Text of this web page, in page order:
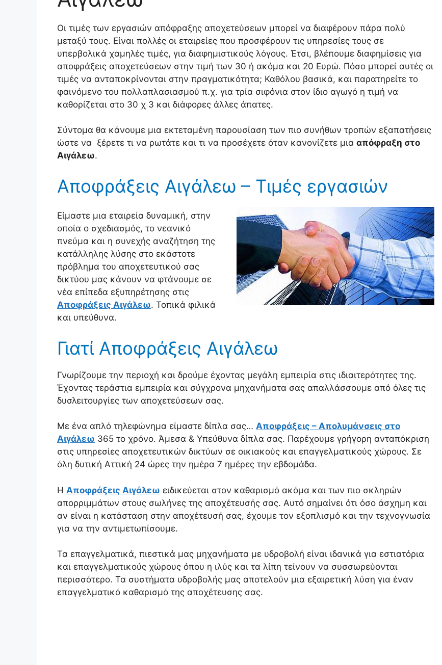
Οι τιμές των εργασιών απόφραξης αποχετεύσεων μπορεί να διαφέρουν πάρα πολύ
μεταξύ τους. Είναι πολλές οι εταιρείες που προσφέρουν τις υπηρεσίες τους σε
υπερβολικά χαμηλές τιμές, για διαφημιστικούς λόγους. Έτσι, βλέπουμε διαφημίσεις για
αποφράξεις αποχετεύσεων στην τιμή των 30 ή ακόμα και 20 Ευρώ. Πόσο μπορεί αυτές οι
τιμές να ανταποκρίνονται στην πραγματικότητα; Καθόλου βασικά, και παρατηρείτε το
φαινόμενο του πολλαπλασιασμού π.χ. για τρία σιφόνια στον ίδιο αγωγό η τιμή να
καθορίζεται στο 30 χ 3 και διάφορες άλλες άπατες.
Σύντομα θα κάνουμε μια εκτεταμένη παρουσίαση των πιο συνήθων τροπών εξαπατήσεις
ώστε να ξέρετε τι να ρωτάτε και τι να προσέχετε όταν κανονίζετε μια απόφραξη στο
Αιγάλεω.
Αποφράξεις Αιγάλεω – Τιμές εργασιών
Είμαστε μια εταιρεία δυναμική, στην
οποία ο σχεδιασμός, το νεανικό
πνεύμα και η συνεχής αναζήτηση της
κατάλληλης λύσης στο εκάστοτε
πρόβλημα του αποχετευτικού σας
δικτύου μας κάνουν να φτάνουμε σε
νέα επίπεδα εξυπηρέτησης στις
Αποφράξεις Αιγάλεω. Τοπικά φιλικά
και υπεύθυνα.
Γιατί Αποφράξεις Αιγάλεω
Γνωρίζουμε την περιοχή και δρούμε έχοντας μεγάλη εμπειρία στις ιδιαιτερότητες της.
Έχοντας τεράστια εμπειρία και σύγχρονα μηχανήματα σας απαλλάσσουμε από όλες τις
δυσλειτουργίες των αποχετεύσεων σας.
Με ένα απλό τηλεφώνημα είμαστε δίπλα σας… Αποφράξεις – Απολυμάνσεις στο
Αιγάλεω 365 το χρόνο. Άμεσα & Υπεύθυνα δίπλα σας. Παρέχουμε γρήγορη ανταπόκριση
στις υπηρεσίες αποχετευτικών δικτύων σε οικιακούς και επαγγελματικούς χώρους. Σε
όλη δυτική Αττική 24 ώρες την ημέρα 7 ημέρες την εβδομάδα.
Η Αποφράξεις Αιγάλεω ειδικεύεται στον καθαρισμό ακόμα και των πιο σκληρών
απορριμμάτων στους σωλήνες της αποχέτευσής σας. Αυτό σημαίνει ότι όσο άσχημη και
αν είναι η κατάσταση στην αποχέτευσή σας, έχουμε τον εξοπλισμό και την τεχνογνωσία
για να την αντιμετωπίσουμε.
Τα επαγγελματικά, πιεστικά μας μηχανήματα με υδροβολή είναι ιδανικά για εστιατόρια
και επαγγελματικούς χώρους όπου η ιλύς και τα λίπη τείνουν να συσσωρεύονται
περισσότερο. Τα συστήματα υδροβολής μας αποτελούν μια εξαιρετική λύση για έναν
επαγγελματικό καθαρισμό της αποχέτευσης σας.